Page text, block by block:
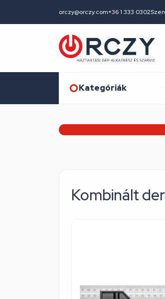
orczy@orczy.com+36 1 333 0302
Kategóriák
Kombinált